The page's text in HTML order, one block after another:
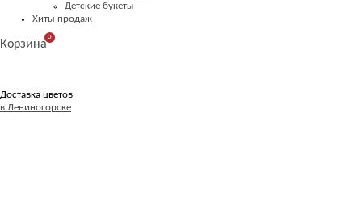
Детские букеты
Хиты продаж
Корзина
0
Доставка цветов
в Лениногорске